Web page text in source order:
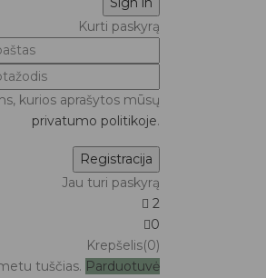
Kurti paskyrą
kurios aprašytos mūsų
privatumo politikoje.
Jau turi paskyrą
2
0
Krepšelis(0)
tuščias. Parduotuvė